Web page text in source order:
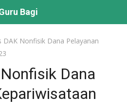
Bagi
DAK Nonfisik Dana Pelayanan
Dana